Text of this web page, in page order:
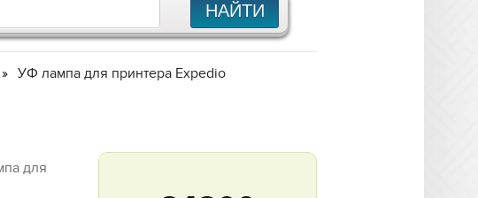
УФ лампа для принтера Expedio
для